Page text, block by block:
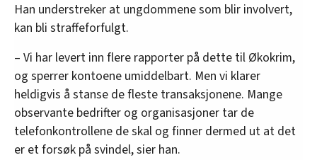
Han understreker at ungdommene som blir involvert,
kan bli straffeforfulgt.
– Vi har levert inn flere rapporter på dette til Økokrim,
og sperrer kontoene umiddelbart. Men vi klarer
heldigvis å stanse de fleste transaksjonene. Mange
observante bedrifter og organisasjoner tar de
telefonkontrollene de skal og finner dermed ut at det
er et forsøk på svindel, sier han.